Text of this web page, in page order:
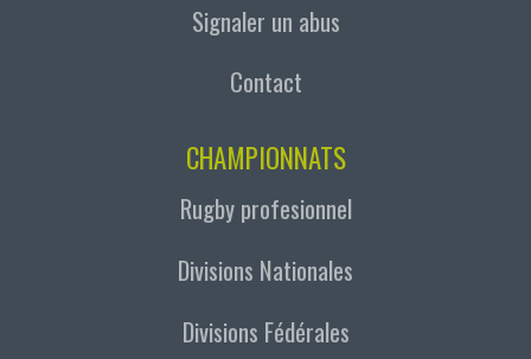
Signaler un abus
Contact
CHAMPIONNATS
Rugby profesionnel
Divisions Nationales
Divisions Fédérales